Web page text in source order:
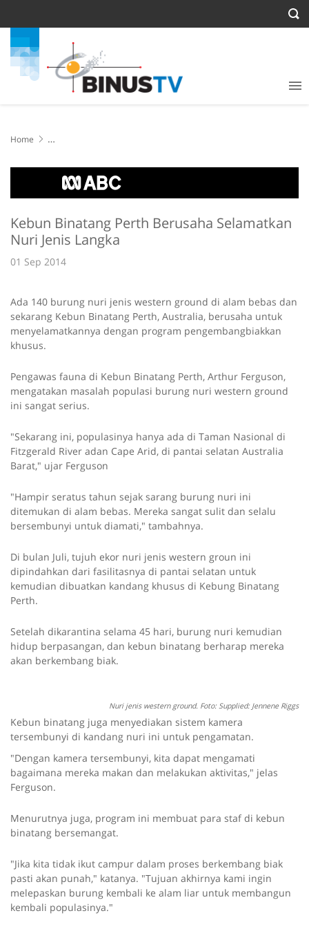
Home
Kebun Binatang Perth Berusaha Selamatkan
Nuri Jenis Langka
01 Sep 2014
Ada 140 burung nuri jenis western ground di alam bebas dan
sekarang Kebun Binatang Perth, Australia, berusaha untuk
menyelamatkannya dengan program pengembangbiakkan
khusus.
Pengawas fauna di Kebun Binatang Perth, Arthur Ferguson,
mengatakan masalah populasi burung nuri western ground
ini sangat serius.
"Sekarang ini, populasinya hanya ada di Taman Nasional di
Fitzgerald River adan Cape Arid, di pantai selatan Australia
Barat," ujar Ferguson
"Hampir seratus tahun sejak sarang burung nuri ini
ditemukan di alam bebas. Mereka sangat sulit dan selalu
bersembunyi untuk diamati," tambahnya.
Di bulan Juli, tujuh ekor nuri jenis western groun ini
dipindahkan dari fasilitasnya di pantai selatan untuk
kemudian dibuatkan kandang khusus di Kebung Binatang
Perth.
Setelah dikarantina selama 45 hari, burung nuri kemudian
hidup berpasangan, dan kebun binatang berharap mereka
akan berkembang biak.
Nuri jenis western ground. Foto: Supplied: Jennene Riggs
Kebun binatang juga menyediakan sistem kamera
tersembunyi di kandang nuri ini untuk pengamatan.
"Dengan kamera tersembunyi, kita dapat mengamati
bagaimana mereka makan dan melakukan aktivitas," jelas
Ferguson.
Menurutnya juga, program ini membuat para staf di kebun
binatang bersemangat.
"Jika kita tidak ikut campur dalam proses berkembang biak
pasti akan punah," katanya. "Tujuan akhirnya kami ingin
melepaskan burung kembali ke alam liar untuk membangun
kembali populasinya."